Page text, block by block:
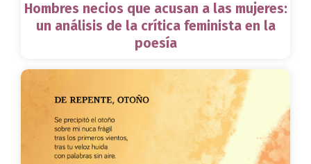
Hombres necios que acusan a las mujeres:
un análisis de la crítica feminista en la
poesía